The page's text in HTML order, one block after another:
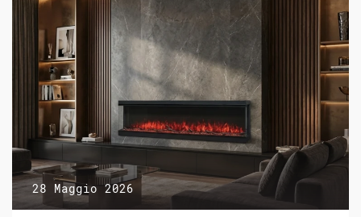
28 Maggio 2026